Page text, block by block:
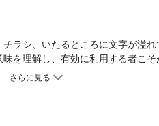
ラシ、いたるところに文字が溢
を理解し、有効に利用する者こそ
者が、上役、昇給、ゴマスリ、名